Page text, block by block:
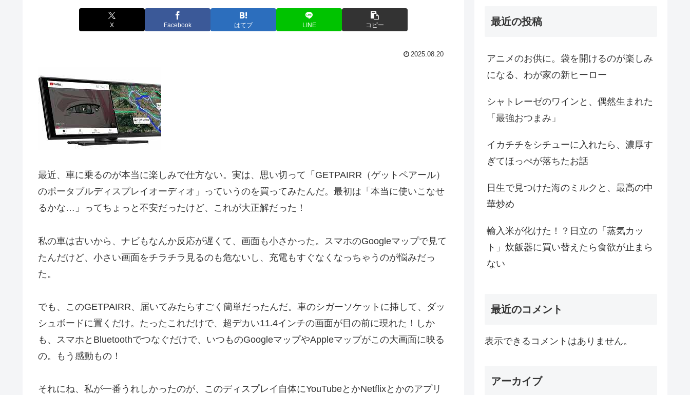
X Facebook はてブ LINE コピー
2025.08.20
最近、車に乗るのが本当に楽しみで仕方ない。実は、思い切って「GETPAIRR（ゲットペアール）
のポータブルディスプレイオーディオ」っていうのを買ってみたんだ。最初は「本当に使いこなせ
るかな…」ってちょっと不安だったけど、これが大正解だった！
私の車は古いから、ナビもなんか反応が遅くて、画面も小さかった。スマホのGoogleマップで見て
たんだけど、小さい画面をチラチラ見るのも危ないし、充電もすぐなくなっちゃうのが悩みだっ
た。
でも、このGETPAIRR、届いてみたらすごく簡単だったんだ。車のシガーソケットに挿して、ダッ
シュボードに置くだけ。たったこれだけで、超デカい11.4インチの画面が目の前に現れた！しか
も、スマホとBluetoothでつなぐだけで、いつものGoogleマップやAppleマップがこの大画面に映る
の。もう感動もの！
それにね、私が一番うれしかったのが、このディスプレイ自体にYouTubeとかNetflixとかのアプリ
最近の投稿
アニメのお供に。袋を開けるのが楽しみ
になる、わが家の新ヒーロー
シャトレーゼのワインと、偶然生まれた
「最強おつまみ」
イカチチをシチューに入れたら、濃厚す
ぎてほっぺが落ちたお話
日生で見つけた海のミルクと、最高の中
華炒め
輸入米が化けた！？日立の「蒸気カッ
ト」炊飯器に買い替えたら食欲が止まら
ない
最近のコメント
表示できるコメントはありません。
アーカイブ